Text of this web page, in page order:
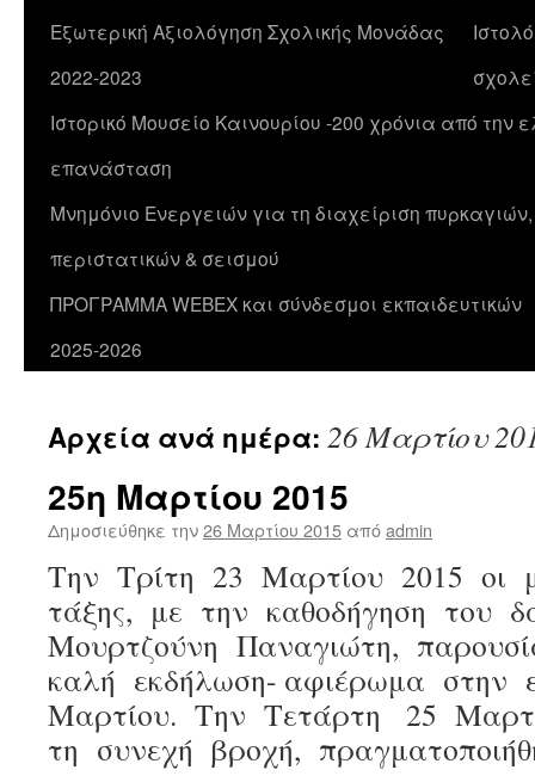
Εξωτερική Αξιολόγηση Σχολικής Μονάδας
2022-2023
Ιστορικό Μουσείο Καινουρίου -200 χρόνια από την
επανάσταση
Μνημόνιο Ενεργειών για τη διαχείριση
περιστατικών & σεισμού
ΠΡΟΓΡΑΜΜΑ WEBEX και σύνδεσμοι εκπαιδευτικών
2025-2026
Αρχεία ανά ημέρα: 26 Μαρτίου
25η Μαρτίου 2015
Δημοσιεύθηκε την26 Μαρτίου 2015 απόadmin
Την Τρίτη 23 Μαρτίου 2015 οι
τάξης, με την καθοδήγηση του
Μουρτζούνη Παναγιώτη,
καλή εκδήλωση- αφιέρωμα στην
Μαρτίου. Την Τετάρτη 25
τη συνεχή βροχή,